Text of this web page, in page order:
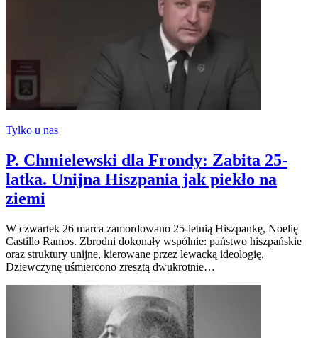
Tylko u nas
P. Chmielewski dla Frondy: Zabita 25-
latka. Unijna Hiszpania jak piekło na
ziemi
W czwartek 26 marca zamordowano 25-letnią Hiszpankę, Noelię
Castillo Ramos. Zbrodni dokonały wspólnie: państwo hiszpańskie
oraz struktury unijne, kierowane przez lewacką ideologię.
Dziewczynę uśmiercono zresztą dwukrotnie…